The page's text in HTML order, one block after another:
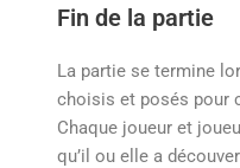
Fin de la partie
La partie se termine
choisis et posés pour
Chaque joueur et
qu’il ou elle a